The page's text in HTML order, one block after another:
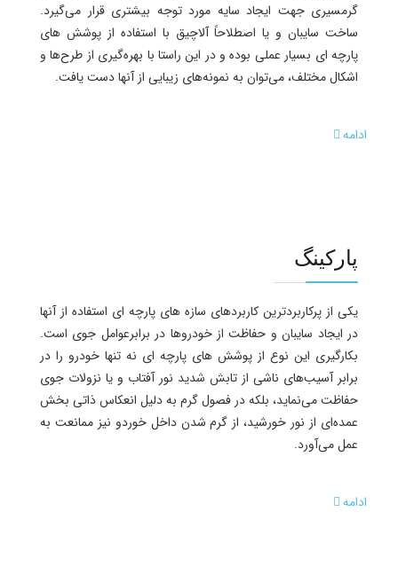
گرمسیری جهت ایجاد سایه مورد توجه بیشتری قرار می‌گیرد.
ساخت سایبان و یا اصطلاحاً آلاچیق با استفاده از پوشش های
پارچه ای بسیار عملی بوده و در این راستا با بهره‌گیری از طرح‌ها و
اشکال مختلف، می‌توان به نمونه‌های زیبایی از آنها دست یافت.
ادامه
پارکینگ
یکی از پرکاربردترین کاربردهای سازه های پارچه ای استفاده از آنها
در ایجاد سایبان و حفاظت از خودروها در برابرعوامل جوی است.
بکارگیری این نوع از پوشش های پارچه ای نه تنها خودرو را در
برابر آسیب‌های ناشی از تابش شدید نور آفتاب و یا نزولات جوی
حفاظت می‌نماید، بلکه در فصول گرم به دلیل انعکاس ذاتی بخش
عمده‌ای از نور خورشید، از گرم شدن داخل خوردو نیز ممانعت به
عمل می‌آورد.
ادامه